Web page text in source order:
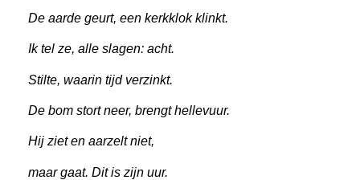
De aarde geurt, een kerkklok klinkt.
Ik tel ze, alle slagen: acht.
Stilte, waarin tijd verzinkt.
De bom stort neer, brengt hellevuur.
Hij ziet en aarzelt niet,
maar gaat. Dit is zijn uur.